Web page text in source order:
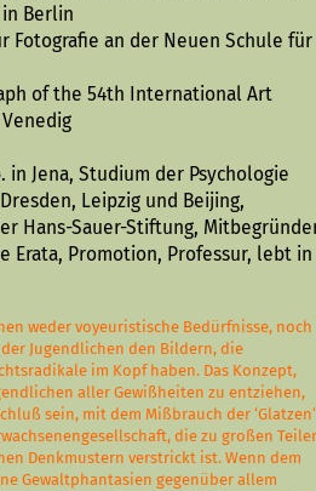
Berlin
Fotografie an der Neuen Schule für
of the 54th International Art
in Jena, Studium der Psychologie
Leipzig und Beijing,
Hans-Sauer-Stiftung,
Erata, Promotion, Professur, lebt in
weder voyeuristische Bedürfnisse, noch
Jugendlichen den Bildern, die
im Kopf haben. Das Konzept,
aller Gewißheiten zu entziehen,
sein, mit dem Mißbrauch der ‘Glatzen‘
die zu großen
Denkmustern verstrickt ist. Wenn dem
Gewaltphantasien gegenüber allem